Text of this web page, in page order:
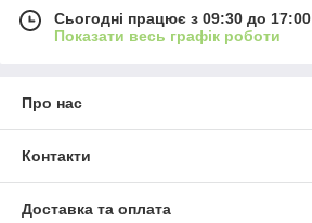
Сьогодні працює з 09:30 до 17:00
Показати весь графік роботи
Про нас
Контакти
Доставка та оплата